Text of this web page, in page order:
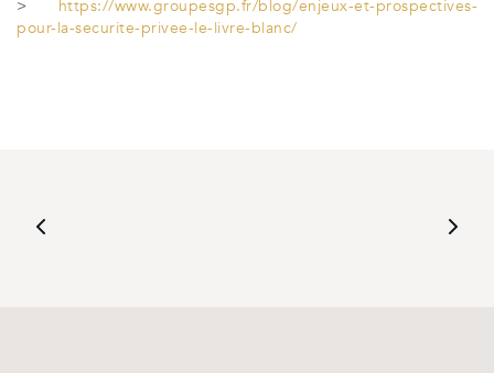
> https://www.groupesgp.fr/blog/enjeux-et-prospectives-
pour-la-securite-privee-le-livre-blanc/